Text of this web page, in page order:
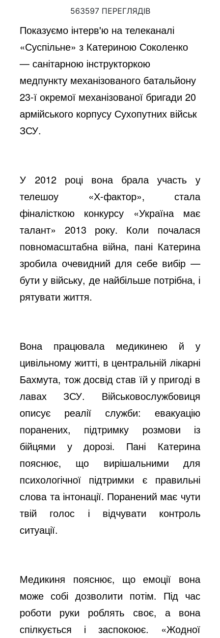
y
V
i
d
o
563597 ПЕРЕГЛЯДІВ
Показуємо інтерв'ю на телеканалі
«Суспільне» з Катериною Соколенко
— санітарною інструкторкою
медпункту механізованого батальйону
23-ї окремої механізованої бригади 20
армійського корпусу Сухопутних військ
ЗСУ.
У 2012 році вона брала участь у
телешоу «Х-фактор», стала
фіналісткою конкурсу «Україна має
талант» 2013 року. Коли почалася
повномасштабна війна, пані Катерина
зробила очевидний для себе вибір —
бути у війську, де найбільше потрібна, і
рятувати життя.
Вона працювала медикинею й у
цивільному житті, в центральній лікарні
Бахмута, тож досвід став їй у пригоді в
лавах ЗСУ. Військовослужбовиця
описує реалії служби: евакуацію
поранених, підтримку розмови із
бійцями у дорозі. Пані Катерина
пояснює, що вирішальними для
психологічної підтримки є правильні
слова та інтонації. Поранений має чути
твій голос і відчувати контроль
ситуації.
Медикиня пояснює, що емоції вона
може собі дозволити потім. Під час
роботи руки роблять своє, а вона
спілкується і заспокоює. «Жодної